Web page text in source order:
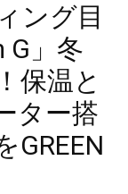
ング目
」冬
保温と
ター搭
GREEN